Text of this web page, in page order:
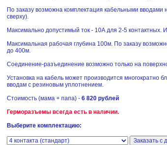
По заказу возможна комплектация кабельными
сверху).
Максимально допустимый ток - 10А для 2-5 контактных.
Максимальная рабочая глубина 100м. По заказу
до 400м.
Соединение-разъединение возможно только на
Установка на кабель может производится многократно
вводам с резиновым уплотнением.
Стоимость (мама + папа) - 6 820 рублей
Герморазъемы всегда есть в наличии.
Выберите комплектацию: